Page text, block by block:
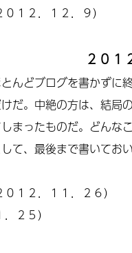
０１２．１２．９）
２０１
んどブログを書かずに
だ。中絶の方は、結局
まったものだ。どんな
て、最後まで書いてお
０１２．１１．２６）
２５）